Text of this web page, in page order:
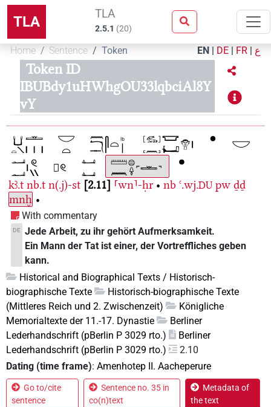
TLA TLA
2.5.1 (20)
Home Sentence Token EN | DE | FR | ع
Token ID
IBUBdy1uHWhgOU33lqbciAl8Y
vY
kꜣ.t nb.t n(.j)-st 2.11 ⸢wn⸣-ḥr • nb ꜥ.wj.DU pw ḏḏ
mnḫ •
With commentary
DE Jede Arbeit, zu ihr gehört Aufmerksamkeit.
Ein Mann der Tat ist einer, der Vortreffliches geben
kann.
Historical and Biographical Texts / Historisch-
biographische Texte
Historisch-biographische Texte
(Mittleres Reich und 2. Zwischenzeit)
Königliche
Memorialtexte der 11.-17. Dynastie
Berliner
Lederhandschrift (pBerlin P 3029 rto.)
Berliner
Lederhandschrift (pBerlin P 3029 rto.)
2.10
Dating (time frame): Amenhotep II. Aacheperure
Go to/cite
sentence
Sentence no. 35 in
co(n)text
Metadata of
the text